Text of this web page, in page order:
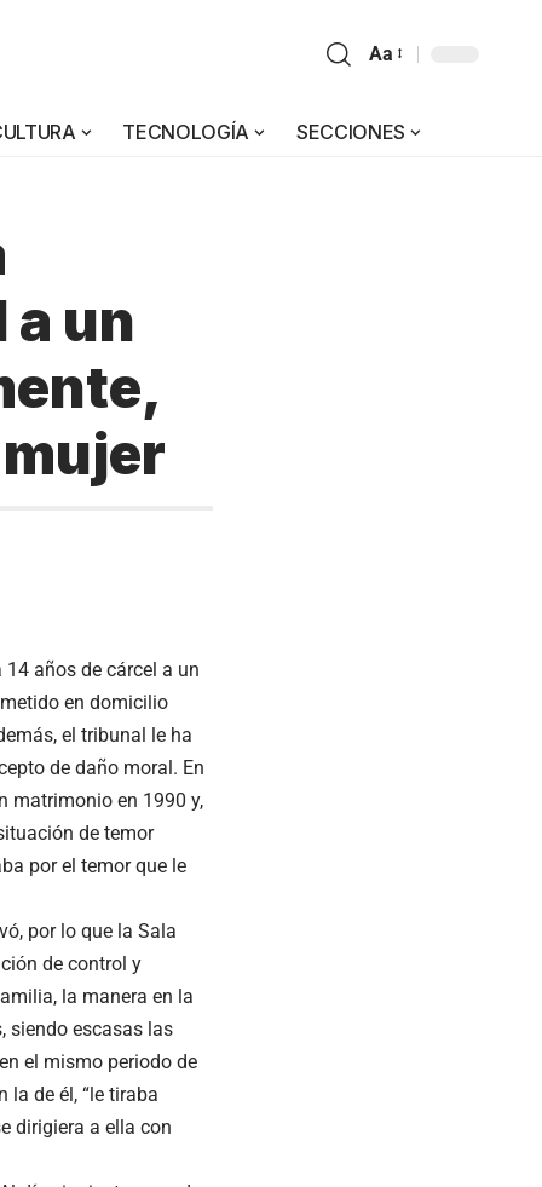
Aa
TECNOLOGÍA SECCIONES
a un
años de cárcel a un
en domicilio
el tribunal le ha
de daño moral. En
matrimonio en 1990 y,
de temor
por el temor que le
por lo que la Sala
de control y
la manera en la
siendo escasas las
el mismo periodo de
de él, “le tiraba
dirigiera a ella con